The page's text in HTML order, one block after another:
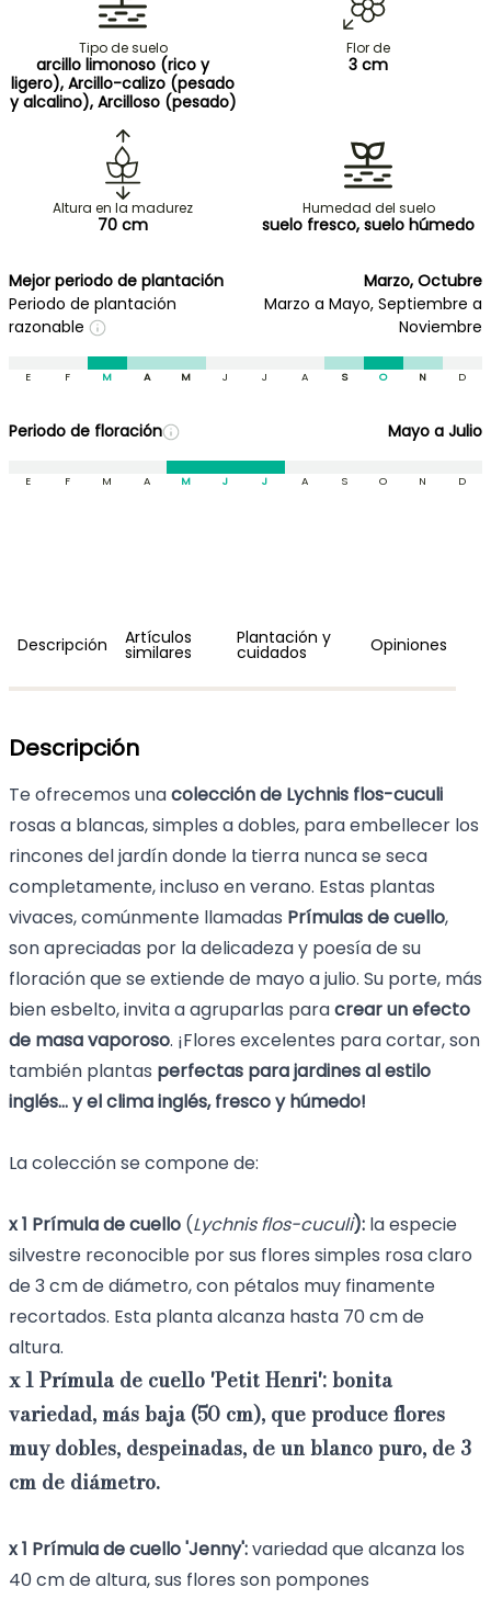
Tipo de suelo
arcillo limonoso (rico y
ligero), Arcillo-calizo (pesado
y alcalino), Arcilloso (pesado)
Flor de
3 cm
Altura en la madurez
70 cm
Humedad del suelo
suelo fresco, suelo húmedo
Mejor periodo de plantación
Marzo, Octubre
Periodo de plantación
razonable
Marzo a Mayo, Septiembre a
Noviembre
E F M A M J J A S O N D
Periodo de floración Mayo a Julio
E F M A M J J A S O N D
Descripción Artículos
similares
Plantación y
cuidados Opiniones
Descripción
Te ofrecemos unacolección de Lychnis flos-cuculi
rosas a blancas, simples a dobles, para embellecer los
rincones del jardín donde la tierra nunca se seca
completamente, incluso en verano. Estas plantas
vivaces, comúnmente llamadas Prímulas de cuello,
son apreciadas por la delicadeza y poesía de su
floración que se extiende de mayo a julio. Su porte, más
bien esbelto, invita a agruparlas paracrear un efecto
de masa vaporoso. ¡Flores excelentes para cortar, son
también plantas perfectas para jardines al estilo
inglés... y el clima inglés, fresco y húmedo!
La colección se compone de:
x 1 Prímula de cuello (Lychnis flos-cuculi): la especie
silvestre reconocible por sus flores simples rosa claro
de 3 cm de diámetro, con pétalos muy finamente
recortados. Esta planta alcanza hasta 70 cm de
altura.
x 1 Prímula de cuello 'Petit Henri':bonita
variedad, más baja (50 cm), que produce flores
muy dobles, despeinadas, de un blanco puro, de 3
cm de diámetro.
x 1 Prímula de cuello 'Jenny':variedad que alcanza los
40 cm de altura, sus flores son pompones